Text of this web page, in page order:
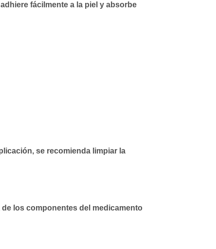
fácilmente a la piel y absorbe
se recomienda limpiar la
los componentes del medicamento